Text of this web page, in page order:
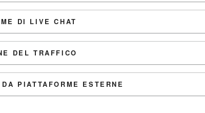
DI LIVE CHAT
DEL TRAFFICO
PIATTAFORME ESTERNE